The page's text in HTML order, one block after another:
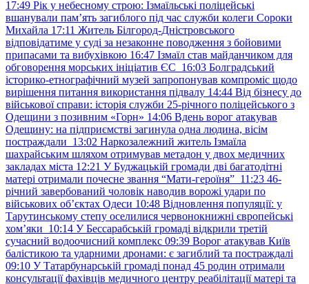
17:49 Рік у небесному строю: Ізмаїльські поліцейські
вшанували пам’ять загиблого під час служби колеги Сороки
Михайла 17:11 Житель Білгород-Дністровського
відповідатиме у суді за незаконне поводження з бойовими
припасами та вибухівкою 16:47 Ізмаїл став майданчиком для
обговорення морських ініціатив ЄС 16:03 Болградський
історико-етнографічний музей запропонував компроміс щодо
вирішення питання використання підвалу 14:44 Від бізнесу до
військової справи: історія служби 25-річного поліцейського з
Одещини з позивним «Горн» 14:06 Вдень ворог атакував
Одещину: на підприємстві загинула одна людина, вісім
постраждали 13:02 Наркозалежний житель Ізмаїла
шахрайським шляхом отримував метадон у двох медичних
закладах міста 12:21 У Буджацькій громади дві багатодітні
матері отримали почесне звання “Мати-героїня” 11:23 46-
річний завербований чоловік наводив ворожі удари по
військових обʼєктах Одеси 10:48 Відновлення популяції: у
Тарутинському степу оселилися червонокнижні європейські
хом’яки 10:14 У Бессарабській громаді відкрили третій
сучасний водоочисний комплекс 09:39 Ворог атакував Київ
балістикою та ударними дронами: є загиблий та постраждалі
09:10 У Татарбунарській громаді понад 45 родин отримали
консультації фахівців медичного центру реабілітації матері та